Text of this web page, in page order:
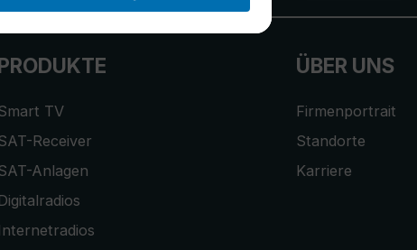
TV
Receiver
Anlagen
Digitalradios
Internetradios
ÜBER UNS
Firmenportrait
Standorte
Karriere